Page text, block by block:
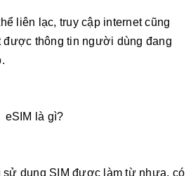
liên lạc, truy cập internet cũng
được thông tin người dùng đang
sử dụng SIM được làm từ nhựa, có